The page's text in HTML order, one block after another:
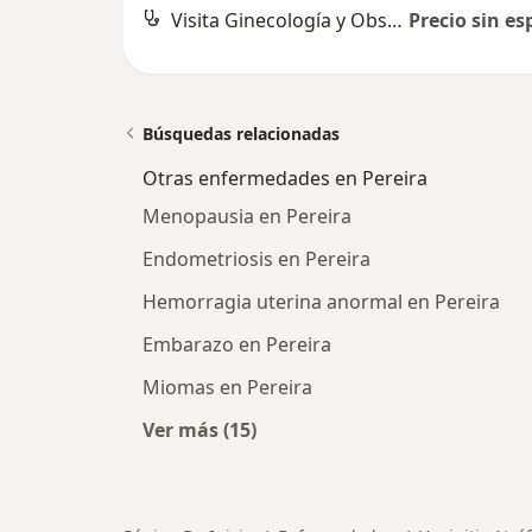
Visita Ginecología y Obstetrícia Precio sin
Búsquedas relacionadas
Otras enfermedades en Pereira
Menopausia en Pereira
Endometriosis en Pereira
Hemorragia uterina anormal en Pereira
Embarazo en Pereira
Miomas en Pereira
Ver más (15)